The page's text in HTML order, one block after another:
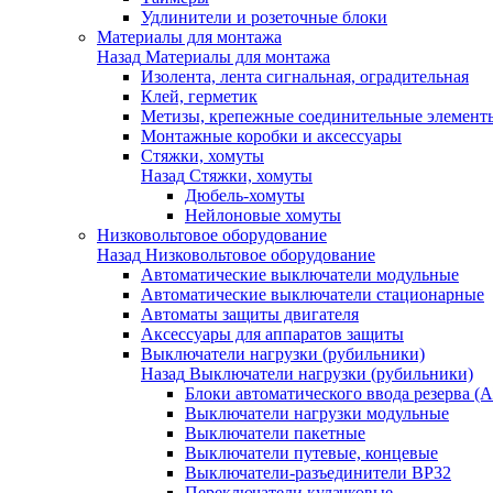
Удлинители и розеточные блоки
Материалы для монтажа
Назад Материалы для монтажа
Изолента, лента сигнальная, оградительная
Клей, герметик
Метизы, крепежные соединительные
Монтажные коробки и аксессуары
Стяжки, хомуты
Назад Стяжки, хомуты
Дюбель-хомуты
Нейлоновые хомуты
Низковольтовое оборудование
Назад Низковольтовое оборудование
Автоматические выключатели модульные
Автоматические выключатели стационарные
Автоматы защиты двигателя
Аксессуары для аппаратов защиты
Выключатели нагрузки (рубильники)
Назад Выключатели нагрузки (рубильники)
Блоки автоматического ввода резерва
Выключатели нагрузки модульные
Выключатели пакетные
Выключатели путевые, концевые
Выключатели-разъединители ВР32